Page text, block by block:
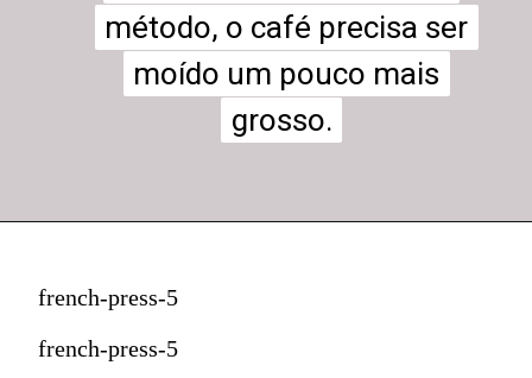
método, o café precisa ser
moído um pouco mais
grosso.
método, o café precisa ser
moído um pouco mais
grosso.
french-press-5
french-press-5